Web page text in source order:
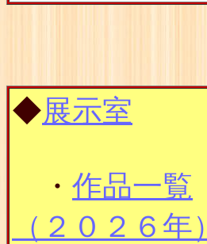
◆展示室
・ 作品一覧
（２０２６年）